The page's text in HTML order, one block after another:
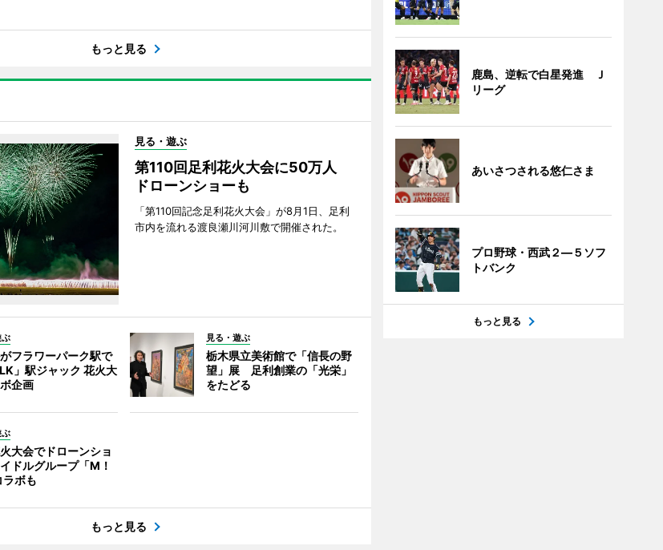
もっと見る
見る・遊ぶ
第110回足利花火大会に50万人
ドローンショーも
「第110回記念足利花火大会」が8月1日、足利
市内を流れる渡良瀬川河川敷で開催された。
フラワーパーク駅で
LK」駅ジャック 花火大
企画
見る・遊ぶ
栃木県立美術館で「信長の野
望」展 足利創業の「光栄」
をたどる
大会でドローンショ
ドルグループ「M！
ボも
もっと見る
鹿島、逆転で白星発進 Ｊ
リーグ
あいさつされる悠仁さま
プロ野球・西武２―５ソフ
トバンク
もっと見る